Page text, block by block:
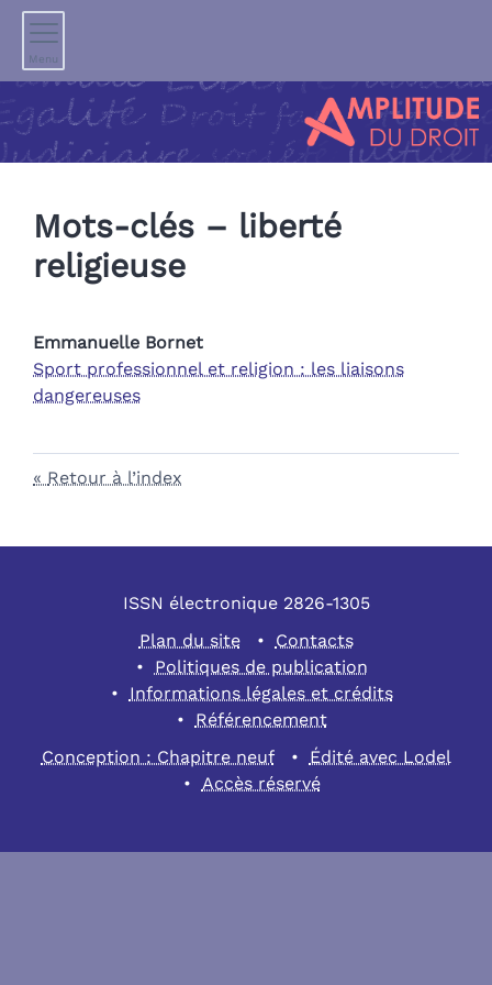
Menu
Mots-clés – liberté
religieuse
Emmanuelle Bornet
Sport professionnel et religion : les liaisons
dangereuses
Retour à l’index
ISSN électronique 2826-1305
Plan du site
Contacts
Politiques de publication
Informations légales et crédits
Référencement
Conception : Chapitre neuf
Édité avec Lodel
Accès réservé